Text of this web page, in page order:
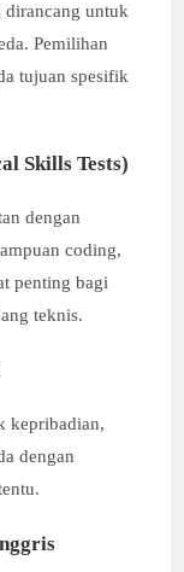
dirancang untuk
Pemilihan
tujuan spesifik
Skills Tests)
dengan
coding,
penting bagi
teknis.
kepribadian,
dengan